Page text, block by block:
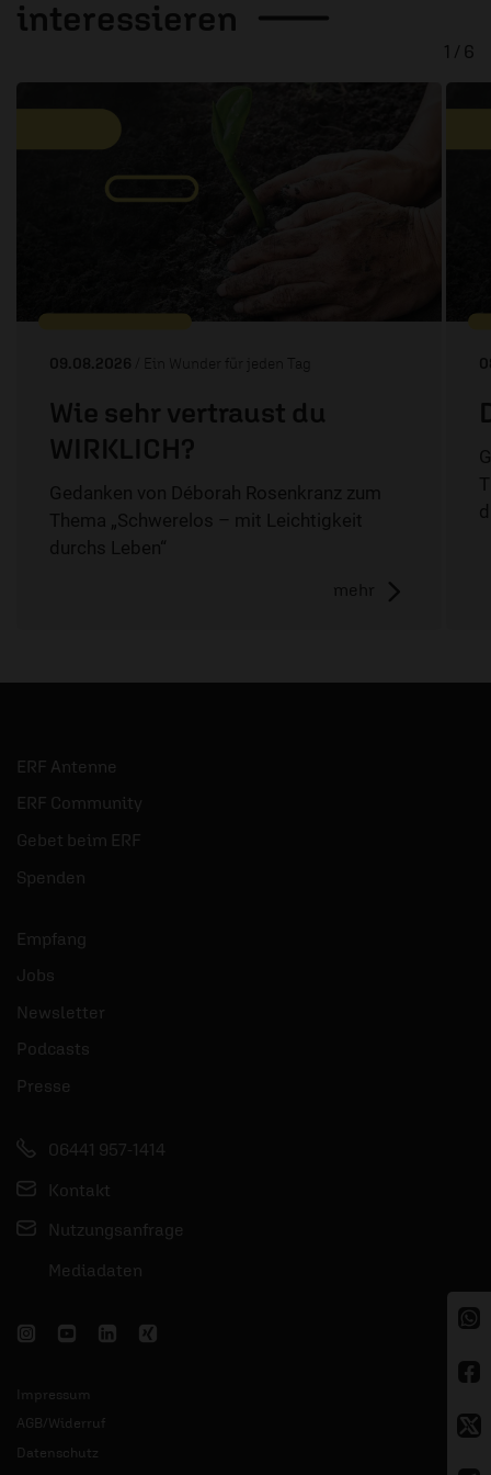
interessieren
09.08.2026 / Ein Wunder für jeden Tag
Wie sehr vertraust du
WIRKLICH?
Gedanken von Déborah Rosenkranz zum
Thema „Schwerelos – mit Leichtigkeit
durchs Leben“
mehr
1 / 6
ERF Antenne
ERF Community
Gebet beim ERF
Spenden
Empfang
Jobs
Newsletter
Podcasts
Presse
06441 957-1414
Kontakt
Nutzungsanfrage
Mediadaten
Impressum
AGB/Widerruf
Datenschutz